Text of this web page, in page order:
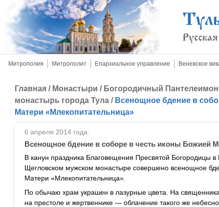
Митрополия Митрополит Епархиальное управление Веневское
Главная / Монастыри / Богородичный
монастырь города Тула / Всенощное бдение в
Матери «Млекопитательница»
6 апреля 2014 года.
Всенощное бдение в соборе в честь иконы Божией
В канун праздника Благовещения Пресвятой Богородицы
Щегловском мужском монастыре совершено всенощное
Матери «Млекопитательница».
По обычаю храм украшен в лазурные цвета. На
на престоле и жертвеннике — облачение такого же